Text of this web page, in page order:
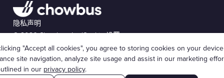
隐私声明
© 2026 Chowbus, Inc.Cookie 设置
"Accept all cookies", you agree to storing cookies on your
site navigation, analyze site usage and assist in our marketing
in our privacy policy.